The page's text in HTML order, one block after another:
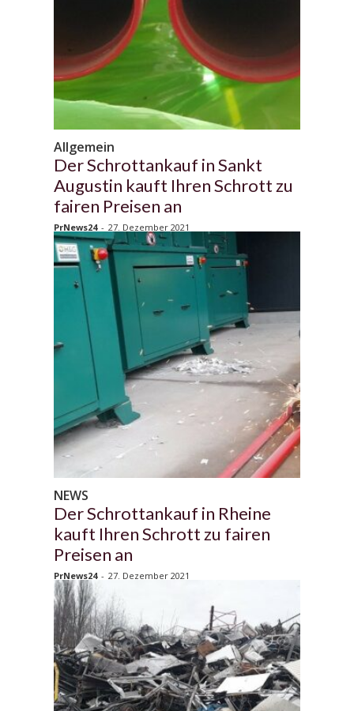
Allgemein
Der Schrottankauf in Sankt
Augustin kauft Ihren Schrott zu
fairen Preisen an
PrNews24 - 27. Dezember 2021
NEWS
Der Schrottankauf in Rheine
kauft Ihren Schrott zu fairen
Preisen an
PrNews24 - 27. Dezember 2021